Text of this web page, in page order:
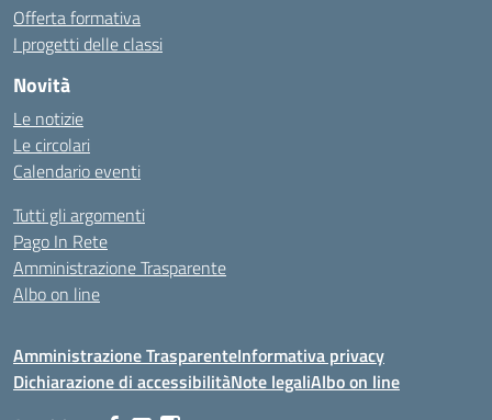
Offerta formativa
I progetti delle classi
Novità
Le notizie
Le circolari
Calendario eventi
Tutti gli argomenti
Pago In Rete
Amministrazione Trasparente
Albo on line
Amministrazione TrasparenteInformativa privacy
Dichiarazione di accessibilitàNote legaliAlbo on line